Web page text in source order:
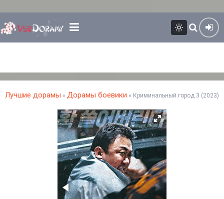
Лучшие дорамы » Дорамы боевики » Криминальный город 3 (2023)